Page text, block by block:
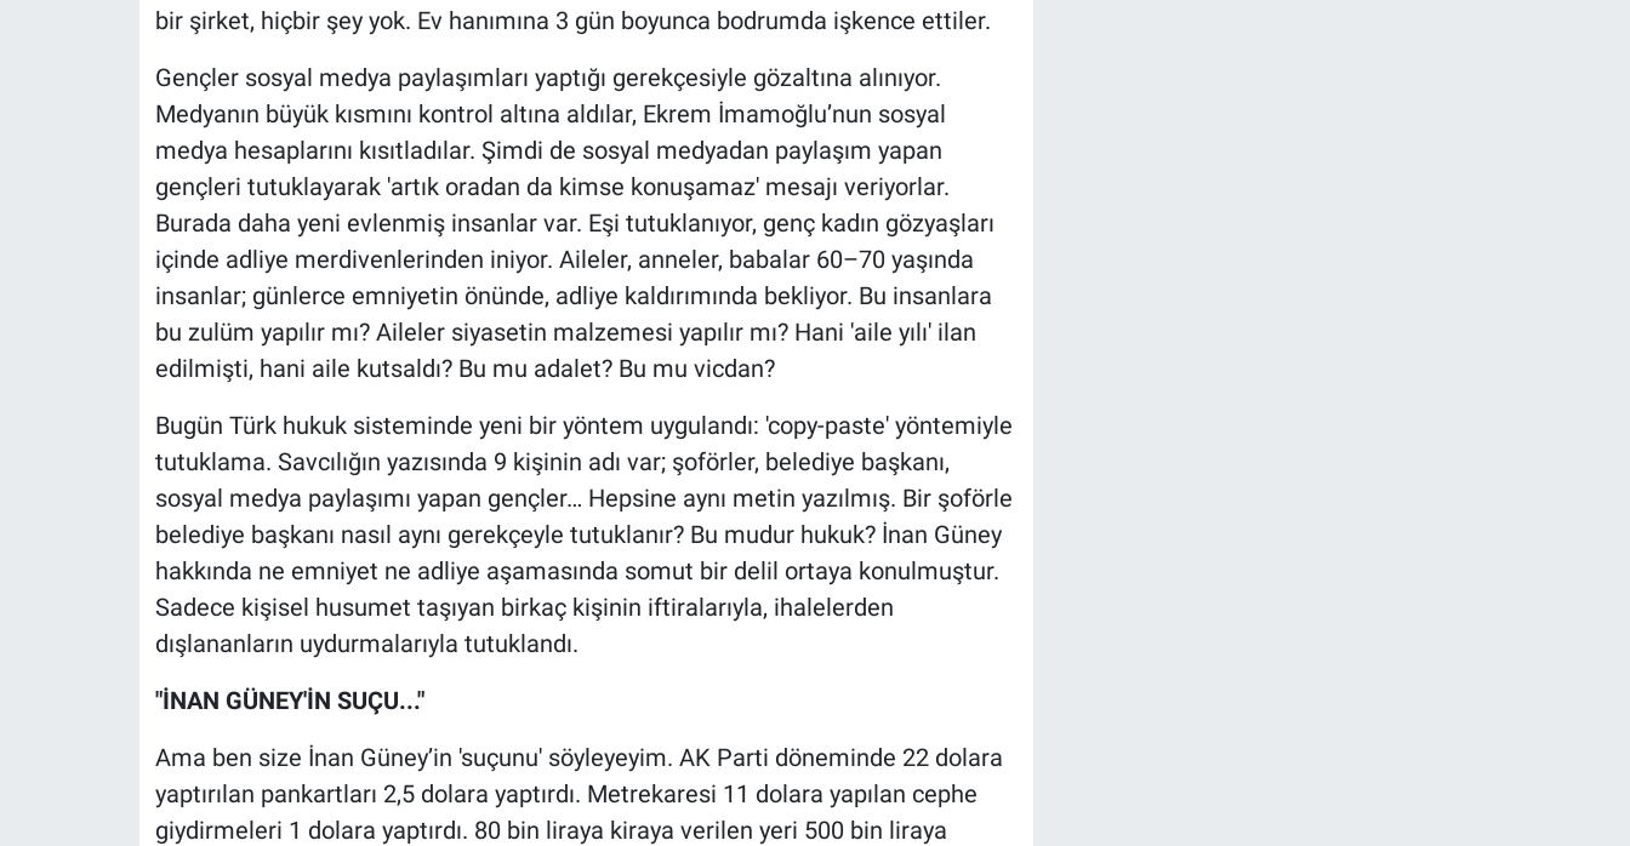
bir şirket, hiçbir şey yok. Ev hanımına 3 gün boyunca bodrumda işkence ettiler.
Gençler sosyal medya paylaşımları yaptığı gerekçesiyle gözaltına alınıyor.
Medyanın büyük kısmını kontrol altına aldılar, Ekrem İmamoğlu’nun sosyal
medya hesaplarını kısıtladılar. Şimdi de sosyal medyadan paylaşım yapan
gençleri tutuklayarak 'artık oradan da kimse konuşamaz' mesajı veriyorlar.
Burada daha yeni evlenmiş insanlar var. Eşi tutuklanıyor, genç kadın gözyaşları
içinde adliye merdivenlerinden iniyor. Aileler, anneler, babalar 60–70 yaşında
insanlar; günlerce emniyetin önünde, adliye kaldırımında bekliyor. Bu insanlara
bu zulüm yapılır mı? Aileler siyasetin malzemesi yapılır mı? Hani 'aile yılı' ilan
edilmişti, hani aile kutsaldı? Bu mu adalet? Bu mu vicdan?
Bugün Türk hukuk sisteminde yeni bir yöntem uygulandı: 'copy-paste' yöntemiyle
tutuklama. Savcılığın yazısında 9 kişinin adı var; şoförler, belediye başkanı,
sosyal medya paylaşımı yapan gençler… Hepsine aynı metin yazılmış. Bir şoförle
belediye başkanı nasıl aynı gerekçeyle tutuklanır? Bu mudur hukuk? İnan Güney
hakkında ne emniyet ne adliye aşamasında somut bir delil ortaya konulmuştur.
Sadece kişisel husumet taşıyan birkaç kişinin iftiralarıyla, ihalelerden
dışlananların uydurmalarıyla tutuklandı.
"İNAN GÜNEY'İN SUÇU..."
Ama ben size İnan Güney’in 'suçunu' söyleyeyim. AK Parti döneminde 22 dolara
yaptırılan pankartları 2,5 dolara yaptırdı. Metrekaresi 11 dolara yapılan cephe
giydirmeleri 1 dolara yaptırdı. 80 bin liraya kiraya verilen yeri 500 bin liraya